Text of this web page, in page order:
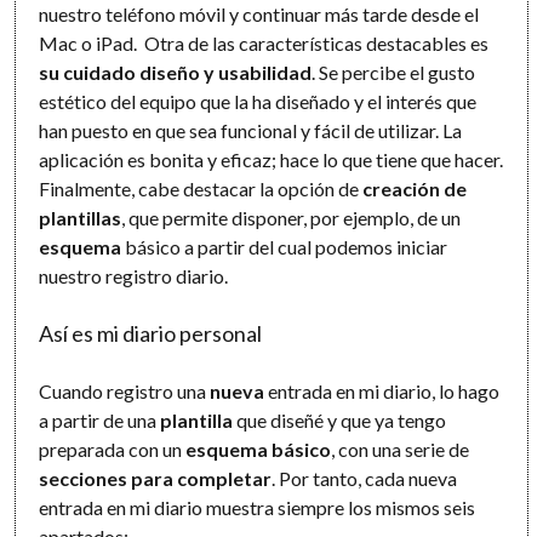
nuestro teléfono móvil y continuar más tarde desde el
Mac o iPad. Otra de las características destacables es
su cuidado diseño y usabilidad . Se percibe el gusto
estético del equipo que la ha diseñado y el interés que
han puesto en que sea funcional y fácil de utilizar. La
aplicación es bonita y eficaz; hace lo que tiene que hacer.
Finalmente, cabe destacar la opción de creación de
plantillas , que permite disponer, por ejemplo, de un
esquema básico a partir del cual podemos iniciar
nuestro registro diario.
Así es mi diario personal
Cuando registro una nueva entrada en mi diario, lo hago
a partir de una plantilla que diseñé y que ya tengo
preparada con un esquema básico , con una serie de
secciones para completar . Por tanto, cada nueva
entrada en mi diario muestra siempre los mismos seis